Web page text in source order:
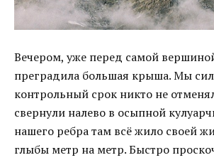
Вечером, уже перед самой
преградила большая крыша. Мы
контрольный срок никто не
свернули налево в осыпной
нашего ребра там всё жило своей
глыбы метр на метр. Быстро